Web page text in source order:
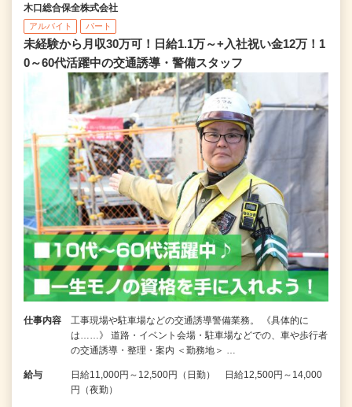
木口総合保全株式会社
アルバイト パート
未経験から月収30万可！日給1.1万～+入社祝い金12万！1
0～60代活躍中の交通誘導・警備スタッフ
仕事内容
工事現場や駐車場などの交通誘導警備業務。 《具体的に
は……》 道路・イベント会場・駐車場などでの、車や歩行者
の交通誘導・整理・案内 ＜勤務地＞ …
給与
日給11,000円～12,500円（日勤） 日給12,500円～14,000
円（夜勤）